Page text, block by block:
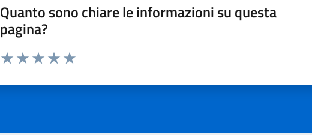
Quanto sono chiare le informazioni su questa
pagina?